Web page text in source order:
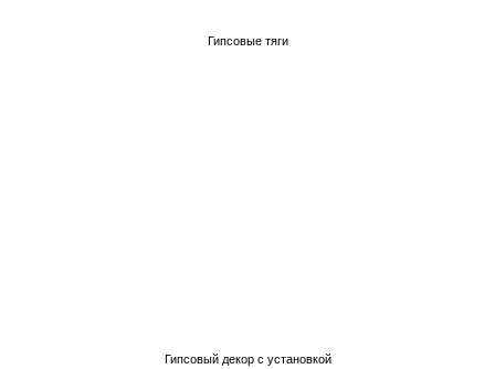
Гипсовые тяги
Гипсовый декор с установкой